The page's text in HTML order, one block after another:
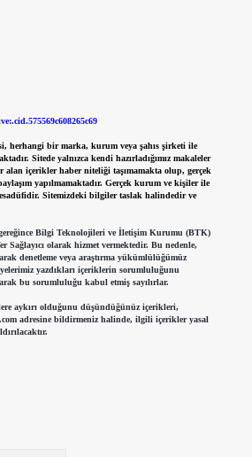
herhangi bir marka, kurum veya şahıs şirketi ile
Sitede yalnızca kendi hazırladığımız makaleler
alan içerikler haber niteliği taşımamakta olup, gerçek
yapılmamaktadır. Gerçek kurum ve kişiler ile
Sitemizdeki bilgiler taslak halindedir ve
Bilgi Teknolojileri ve İletişim Kurumu (BTK)
Sağlayıcı olarak hizmet vermektedir. Bu nedenle,
denetleme veya araştırma yükümlülüğümüz
yazdıkları içeriklerin sorumluluğunu
bu sorumluluğu kabul etmiş sayılırlar.
aykırı olduğunu düşündüğünüz içerikleri,
adresine bildirmeniz halinde, ilgili içerikler yasal